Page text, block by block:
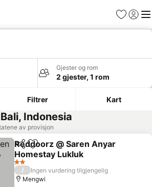
Favoritter
Logg
Gjester og rom
2 gjester, 1 rom
Filtrer Kart
Indonesia
av provisjon
Del Legg til i favoritter
Reddoorz @ Saren Anyar
Homestay Lukluk
2 Stjerner
/
Ingen vurdering tilgjengelig
Mengwi